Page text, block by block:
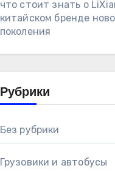
что стоит знать о
китайском бренде
поколения
Рубрики
Без рубрики
Грузовики и автобусы